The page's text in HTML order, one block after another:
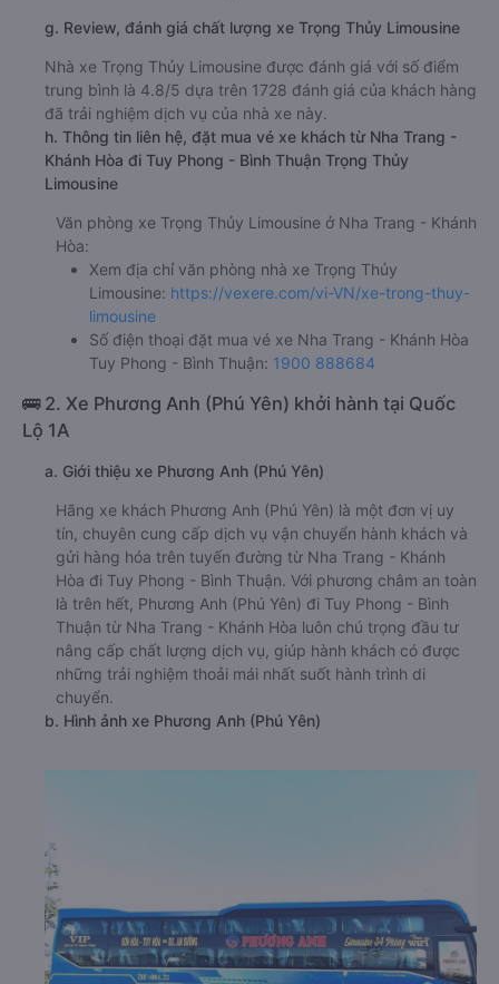
g. Review, đánh giá chất lượng xe Trọng Thủy Limousine
Nhà xe Trọng Thủy Limousine được đánh giá với số điểm
trung bình là 4.8/5 dựa trên 1728 đánh giá của khách hàng
đã trải nghiệm dịch vụ của nhà xe này.
h. Thông tin liên hệ, đặt mua vé xe khách từ Nha Trang -
Khánh Hòa đi Tuy Phong - Bình Thuận Trọng Thủy
Limousine
Văn phòng xe Trọng Thủy Limousine ở Nha Trang - Khánh
Hòa:
Xem địa chỉ văn phòng nhà xe Trọng Thủy
Limousine: https://vexere.com/vi-VN/xe-trong-thuy-
limousine
Số điện thoại đặt mua vé xe Nha Trang - Khánh Hòa
Tuy Phong - Bình Thuận: 1900 888684
🚌 2. Xe Phương Anh (Phú Yên) khởi hành tại Quốc
Lộ 1A
a. Giới thiệu xe Phương Anh (Phú Yên)
Hãng xe khách Phương Anh (Phú Yên) là một đơn vị uy
tín, chuyên cung cấp dịch vụ vận chuyển hành khách và
gửi hàng hóa trên tuyến đường từ Nha Trang - Khánh
Hòa đi Tuy Phong - Bình Thuận. Với phương châm an toàn
là trên hết, Phương Anh (Phú Yên) đi Tuy Phong - Bình
Thuận từ Nha Trang - Khánh Hòa luôn chú trọng đầu tư
nâng cấp chất lượng dịch vụ, giúp hành khách có được
những trải nghiệm thoải mái nhất suốt hành trình di
chuyển.
b. Hình ảnh xe Phương Anh (Phú Yên)